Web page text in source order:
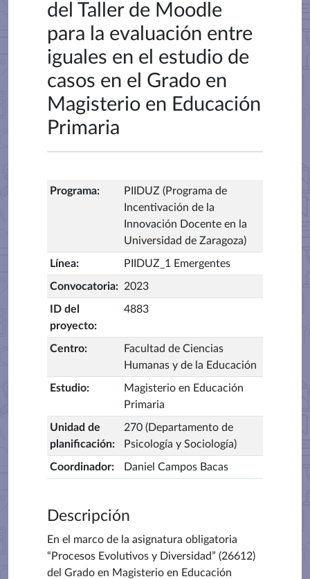
del Taller de Moodle
para la evaluación entre
iguales en el estudio de
casos en el Grado en
Magisterio en Educación
Primaria
Programa:
PIIDUZ (Programa de
Incentivación de la
Innovación Docente en la
Universidad de Zaragoza)
Línea: PIIDUZ_1 Emergentes
Convocatoria: 2023
ID del
proyecto:
4883
Centro:
Facultad de Ciencias
Humanas y de la Educación
Estudio:
Magisterio en Educación
Primaria
Unidad de
planificación:
270 (Departamento de
Psicología y Sociología)
Coordinador: Daniel Campos Bacas
Descripción
En el marco de la asignatura obligatoria
“Procesos Evolutivos y Diversidad” (26612)
del Grado en Magisterio en Educación